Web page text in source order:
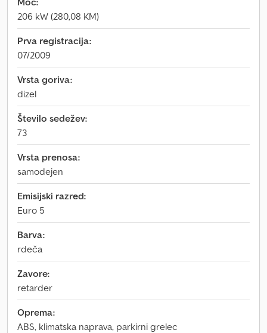
206 kW (280,08 KM)
Prva registracija:
07/2009
Vrsta goriva:
dizel
Število sedežev:
73
Vrsta prenosa:
samodejen
Emisijski razred:
Euro 5
Barva:
rdeča
Zavore:
retarder
Oprema:
ABS, klimatska naprava, parkirni grelec